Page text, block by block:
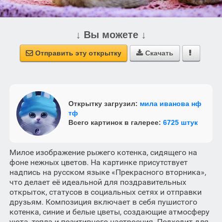
↓ Вы можете ↓
 Отправить эту открытку  Скачать 
Открытку загрузил: мила иванова нф
тф
Всего картинок в галерее: 6725 штук
Милое изображение рыжего котенка, сидящего на
фоне нежных цветов. На картинке присутствует
надпись на русском языке «Прекрасного вторника»,
что делает её идеальной для поздравительных
открыток, статусов в социальных сетях и отправки
друзьям. Композиция включает в себя пушистого
котенка, синие и белые цветы, создающие атмосферу